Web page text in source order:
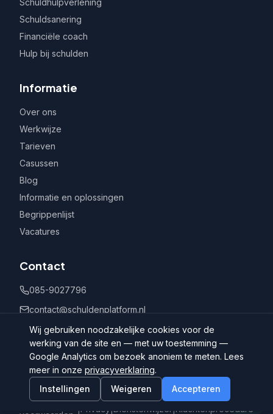
Schuldhulpverlening
Schuldsanering
Financiële coach
Hulp bij schulden
Informatie
Over ons
Werkwijze
Tarieven
Casussen
Blog
Informatie en oplossingen
Begrippenlijst
Vacatures
Contact
085-9027796
contact@schuldenplatform.nl
Postbus 802, 7400 AV Deventer
©
Schuldenplatform.nl
Algemene
|Privacy |Dienstenwijzer |Klachtenprocedure
Wij gebruiken noodzakelijke cookies voor de
werking van de site en — met uw toestemming —
Google Analytics om bezoek anoniem te meten. Lees
meer in onze privacyverklaring.
Instellingen
Weigeren Accepteren